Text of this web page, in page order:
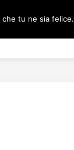
Sito Blog
tu ne sia felice.